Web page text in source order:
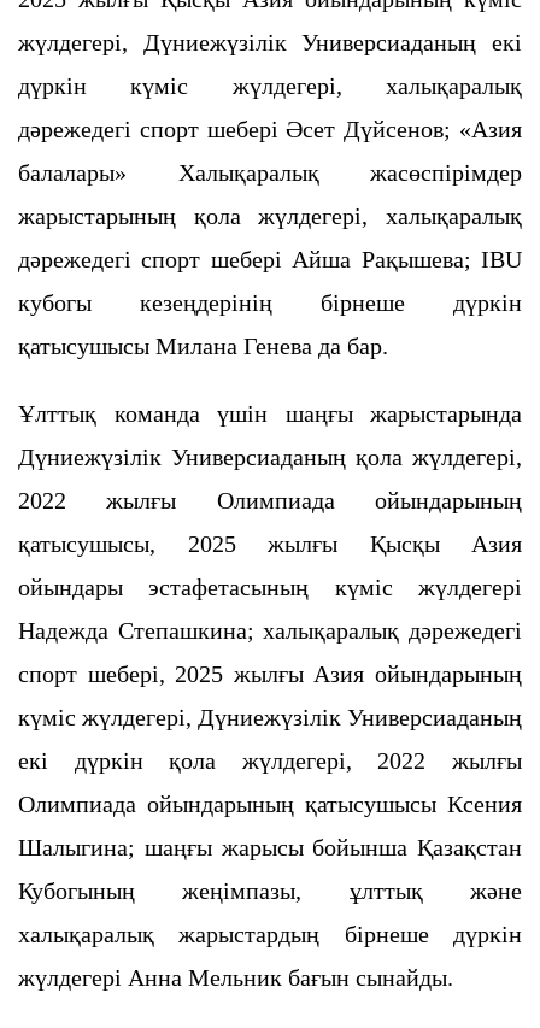
жүлдегері, Дүниежүзілік Универсиаданың екі
дүркін күміс жүлдегері, халықаралық
дәрежедегі спорт шебері Әсет Дүйсенов; «Азия
балалары» Халықаралық жасөспірімдер
жарыстарының қола жүлдегері, халықаралық
дәрежедегі спорт шебері Айша Рақышева; IBU
кубогы кезеңдерінің бірнеше дүркін
қатысушысы Милана Генева да бар.
Ұлттық команда үшін шаңғы жарыстарында
Дүниежүзілік Универсиаданың қола жүлдегері,
2022 жылғы Олимпиада ойындарының
қатысушысы, 2025 жылғы Қысқы Азия
ойындары эстафетасының күміс жүлдегері
Надежда Степашкина; халықаралық дәрежедегі
спорт шебері, 2025 жылғы Азия ойындарының
күміс жүлдегері, Дүниежүзілік Универсиаданың
екі дүркін қола жүлдегері, 2022 жылғы
Олимпиада ойындарының қатысушысы Ксения
Шалыгина; шаңғы жарысы бойынша Қазақстан
Кубогының жеңімпазы, ұлттық және
халықаралық жарыстардың бірнеше дүркін
жүлдегері Анна Мельник бағын сынайды.